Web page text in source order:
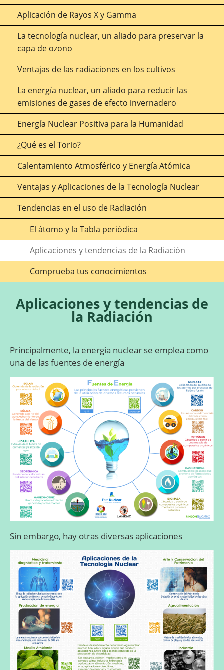
Aplicación de Rayos X y Gamma
La tecnología nuclear, un aliado para preservar la
capa de ozono
Ventajas de las radiaciones en los cultivos
La energía nuclear, un aliado para reducir las
emisiones de gases de efecto invernadero
Energía Nuclear Positiva para la Humanidad
¿Qué es el Torio?
Calentamiento Atmosférico y Energía Atómica
Ventajas y Aplicaciones de la Tecnología Nuclear
Tendencias en el uso de Radiación
El átomo y la Tabla periódica
Aplicaciones y tendencias de la Radiación
Comprueba tus conocimientos
Aplicaciones y tendencias de
la Radiación
Principalmente, la energía nuclear se emplea como
una de las fuentes de energía
Sin embargo, hay otras diversas aplicaciones